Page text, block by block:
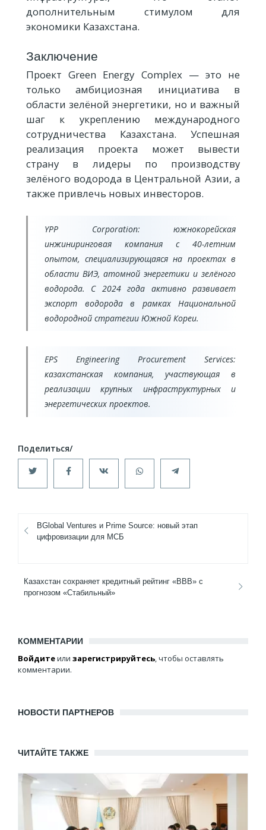
дополнительным стимулом для
экономики Казахстана.
Заключение
Проект Green Energy Complex — это не
только амбициозная инициатива в
области зелёной энергетики, но и важный
шаг к укреплению международного
сотрудничества Казахстана. Успешная
реализация проекта может вывести
страну в лидеры по производству
зелёного водорода в Центральной Азии, а
также привлечь новых инвесторов.
YPP Corporation: южнокорейская
инжиниринговая компания с 40-летним
опытом, специализирующаяся на проектах в
области ВИЭ, атомной энергетики и зелёного
водорода. С 2024 года активно развивает
экспорт водорода в рамках Национальной
водородной стратегии Южной Кореи.
EPS Engineering Procurement Services:
казахстанская компания, участвующая в
реализации крупных инфраструктурных и
энергетических проектов.
BGlobal Ventures и Prime Source: новый этап
цифровизации для МСБ
Казахстан сохраняет кредитный рейтинг «BBB» с
прогнозом «Стабильный»
КОММЕНТАРИИ
Войдитеили зарегистрируйтесь, чтобы оставлять
комментарии.
НОВОСТИ ПАРТНЕРОВ
ЧИТАЙТЕ ТАКЖЕ